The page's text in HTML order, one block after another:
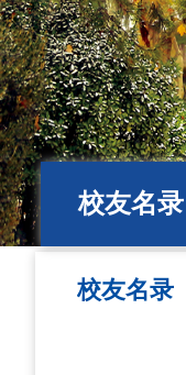
校友名录
校友名录